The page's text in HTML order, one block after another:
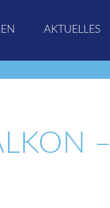
AKTUELLES
–